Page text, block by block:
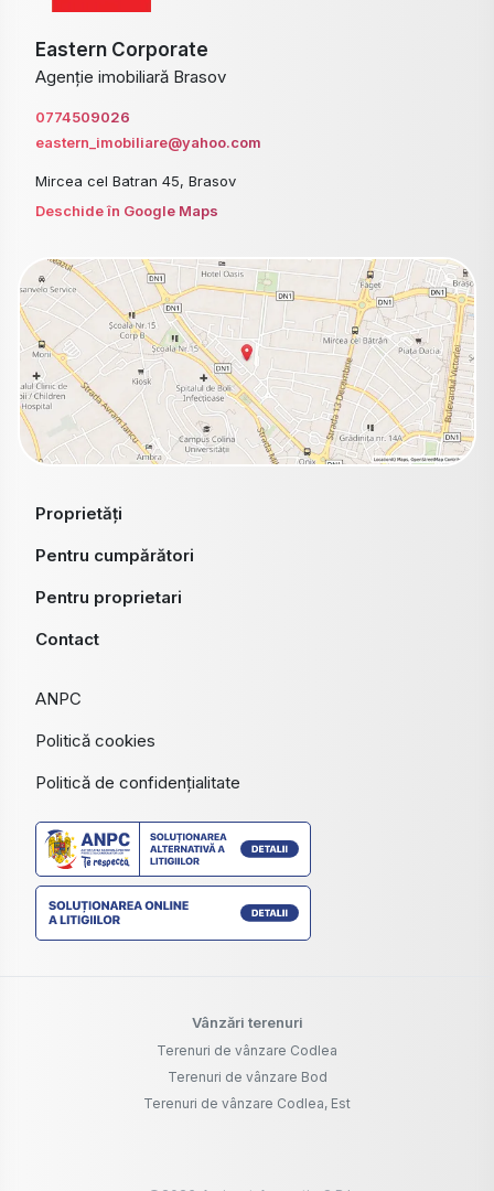
Eastern Corporate
Agenție imobiliară Brasov
0774509026
eastern_imobiliare@yahoo.com
Mircea cel Batran 45, Brasov
Deschide în Google Maps
Proprietăți
Pentru cumpărători
Pentru proprietari
Contact
ANPC
Politică cookies
Politică de confidențialitate
Vânzări terenuri
Terenuri de vânzare Codlea
Terenuri de vânzare Bod
Terenuri de vânzare Codlea, Est